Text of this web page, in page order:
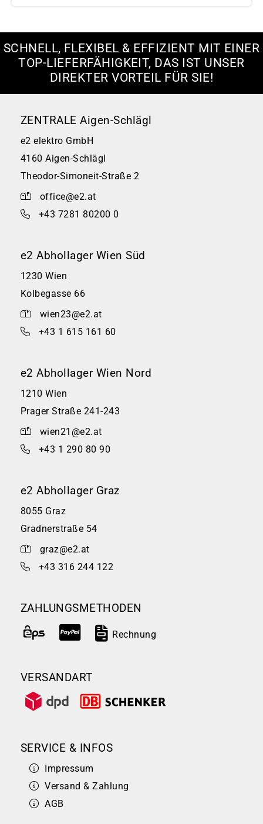
SCHNELL, FLEXIBEL & EFFIZIENT MIT EINER
TOP-LIEFERFÄHIGKEIT, DAS IST UNSER
DIREKTER VORTEIL FÜR SIE!
ZENTRALE Aigen-Schlägl
e2 elektro GmbH
4160 Aigen-Schlägl
Theodor-Simoneit-Straße 2
office@e2.at
+43 7281 80200 0
e2 Abhollager Wien Süd
1230 Wien
Kolbegasse 66
wien23@e2.at
+43 1 615 161 60
e2 Abhollager Wien Nord
1210 Wien
Prager Straße 241-243
wien21@e2.at
+43 1 290 80 90
e2 Abhollager Graz
8055 Graz
Gradnerstraße 54
graz@e2.at
+43 316 244 122
ZAHLUNGSMETHODEN
Rechnung
VERSANDART
SERVICE & INFOS
Impressum
Versand & Zahlung
AGB